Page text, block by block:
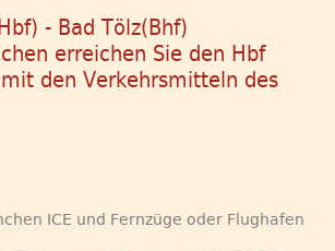
- Bad Tölz(Bhf)
erreichen Sie den Hbf
den Verkehrsmitteln des
ICE und Fernzüge oder Flughafen